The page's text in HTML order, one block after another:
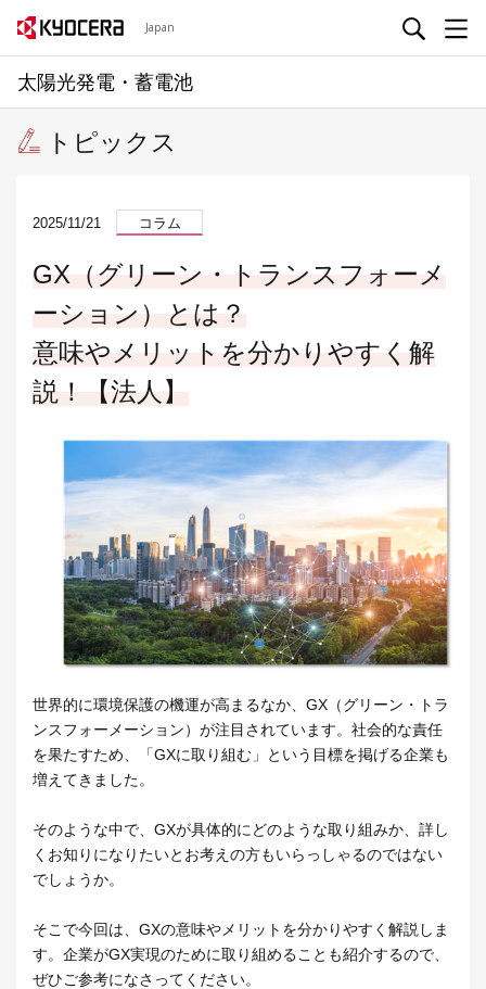
Japan
太陽光発電・蓄電池
トピックス
2025/11/21 コラム
GX（グリーン・トランスフォーメ
ーション）とは？
意味やメリットを分かりやすく解
説！【法人】
世界的に環境保護の機運が高まるなか、GX（グリーン・トラ
ンスフォーメーション）が注目されています。社会的な責任
を果たすため、「GXに取り組む」という目標を掲げる企業も
増えてきました。
そのような中で、GXが具体的にどのような取り組みか、詳し
くお知りになりたいとお考えの方もいらっしゃるのではない
でしょうか。
そこで今回は、GXの意味やメリットを分かりやすく解説しま
す。企業がGX実現のために取り組めることも紹介するので、
ぜひご参考になさってください。